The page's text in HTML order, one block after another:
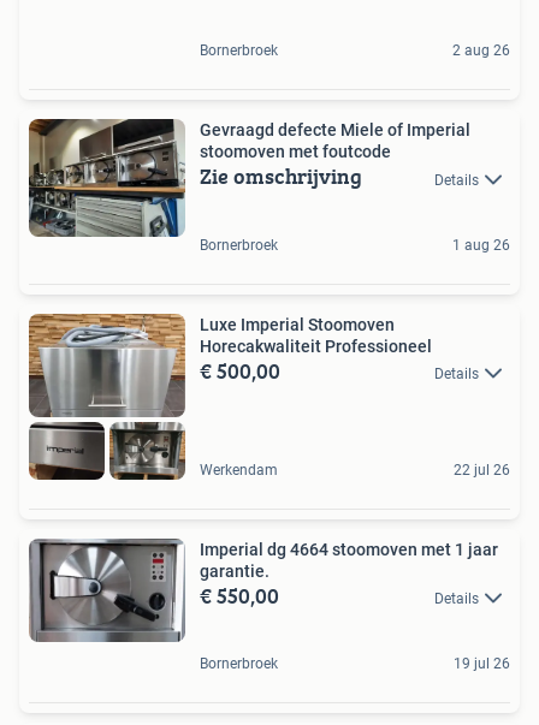
Bornerbroek 2 aug 26
Gevraagd defecte Miele of Imperial
stoomoven met foutcode
Zie omschrijving Details
Bornerbroek 1 aug 26
Luxe Imperial Stoomoven
Horecakwaliteit Professioneel
€ 500,00 Details
Werkendam 22 jul 26
Imperial dg 4664 stoomoven met 1 jaar
garantie.
€ 550,00 Details
Bornerbroek 19 jul 26